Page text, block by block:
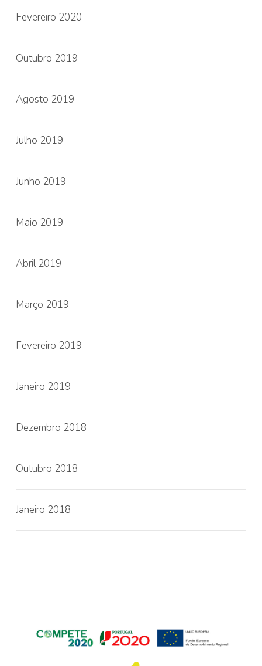
Fevereiro 2020
Outubro 2019
Agosto 2019
Julho 2019
Junho 2019
Maio 2019
Abril 2019
Março 2019
Fevereiro 2019
Janeiro 2019
Dezembro 2018
Outubro 2018
Janeiro 2018